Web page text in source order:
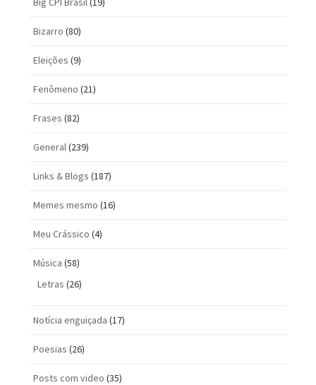
Bizarro (80)
Eleições (9)
Fenômeno (21)
Frases (82)
General(239)
Links & Blogs (187)
Memes mesmo (16)
Meu Crássico (4)
Música (58)
Letras (26)
Notícia enguiçada (17)
Poesias (26)
Posts com vi­deo (35)